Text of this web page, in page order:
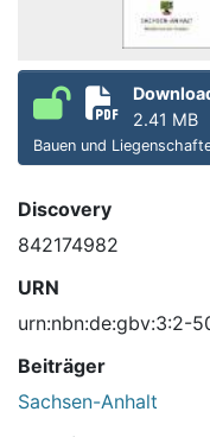
2.41 MB
Bauen und
Discovery
842174982
URN
urn:nbn:de:gbv:3:2-
Beiträger
Sachsen-Anhalt